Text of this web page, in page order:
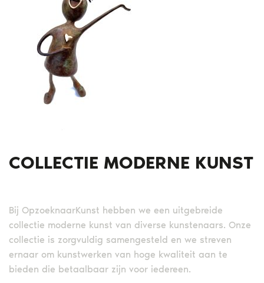
COLLECTIE MODERNE KUNST
Bij OpzoeknaarKunst hebben we een uitgebreide
collectie moderne kunst van diverse kunstenaars. Onze
collectie is zorgvuldig samengesteld en we streven
ernaar om kunstwerken van hoge kwaliteit aan te
bieden die betaalbaar zijn voor iedereen.